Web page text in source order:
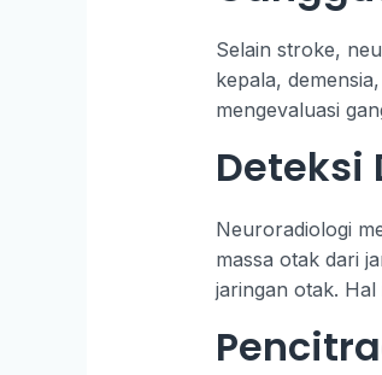
Selain stroke,
kepala,
mengevaluasi
Deteksi
Neuroradiologi
massa otak dari
jaringan otak.